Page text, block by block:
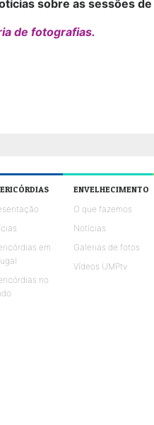
sobre as sessões de
de fotografias.
em
no
ENVELHECIMENTO
O que fazemos
Notícias
Galerias de fotos
Vídeos UMPtv